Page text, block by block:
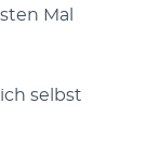
Mal
selbst